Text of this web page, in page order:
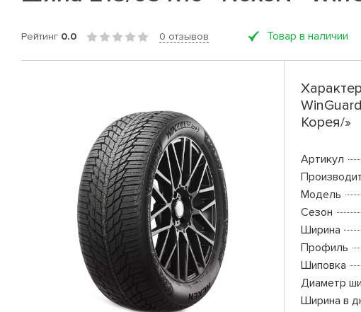
Рейтинг 0.0 0 отзывов Товар в наличии
Корея/»
Артикул
Модель
Сезон
Ширина
Профиль
Шиповка
Диаметр
Ширина в